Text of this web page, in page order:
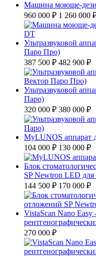
Машина моюще-
960 000 ₽ 1 260 000
Ультразвуковой
Паро Про)
387 500 ₽ 482 900 ₽
Ультразвуковой
Паро)
320 000 ₽ 380 000 ₽
MyLUNOS аппарат
104 000 ₽ 130 000 ₽
Блок
SP Newtron LED
144 500 ₽ 170 000 ₽
VistaScan Nano Easy
270 000 ₽